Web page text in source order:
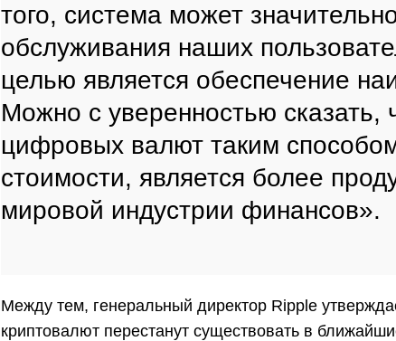
того, система может
обслуживания наших
целью является обеспечение
Можно с уверенностью сказать,
цифровых валют таким
стоимости, является более
мировой индустрии финансов».
Между тем, генеральный директор Ripple
криптовалют перестанут существовать в